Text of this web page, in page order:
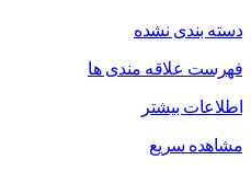
دسته بندی نشده
فهرست علاقه مندی ها
اطلاعات بیشتر
مشاهده سریع